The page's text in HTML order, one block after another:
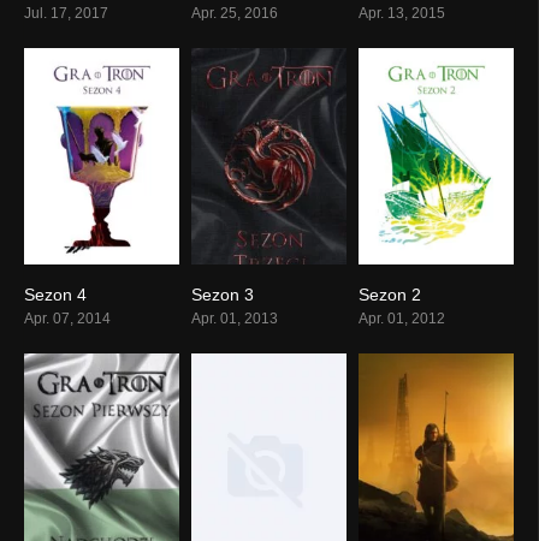
Jul. 17, 2017 Apr. 25, 2016 Apr. 13, 2015
Sezon 4
Apr. 07, 2014
Sezon 3
Apr. 01, 2013
Sezon 2
Apr. 01, 2012